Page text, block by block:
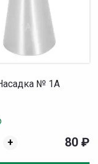
№ 1A
+ 80 ₽